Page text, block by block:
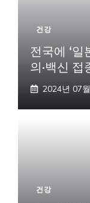
건강
전국에 ‘일
의·백신 접
2024년 07
건강